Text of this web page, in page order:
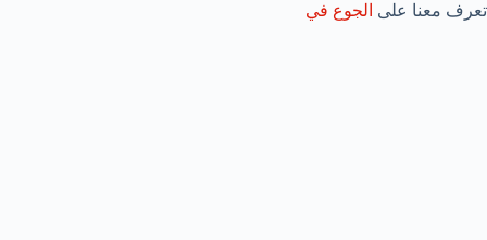
تعرف معنا على الجوع في